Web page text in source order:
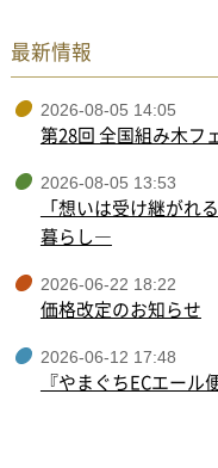
最新情報
2026-08-05 14:05
第28回 全国組み木フ
2026-08-05 13:53
「想いは受け継が
暮らし―
2026-06-22 18:22
価格改定のお知らせ
2026-06-12 17:48
『やまぐちECエー